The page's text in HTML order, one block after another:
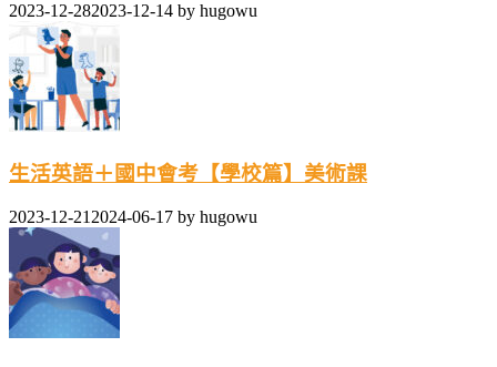
2023-12-282023-12-14 by hugowu
生活英語＋國中會考【學校篇】美術課
2023-12-21 2024-06-17 by hugowu